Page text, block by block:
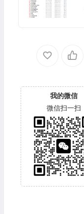
我的微信
微信扫一扫